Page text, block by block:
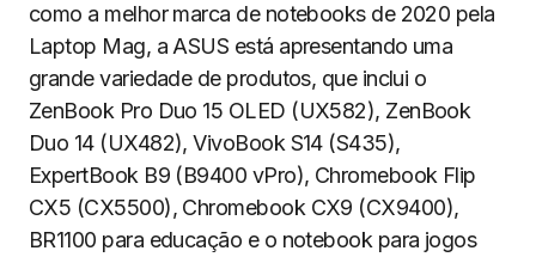
como a melhor marca de notebooks de 2020 pela
Laptop Mag, a ASUS está apresentando uma
grande variedade de produtos, que inclui o
ZenBook Pro Duo 15 OLED (UX582), ZenBook
Duo 14 (UX482), VivoBook S14 (S435),
ExpertBook B9 (B9400 vPro), Chromebook Flip
CX5 (CX5500), Chromebook CX9 (CX9400),
BR1100 para educação e o notebook para jogos